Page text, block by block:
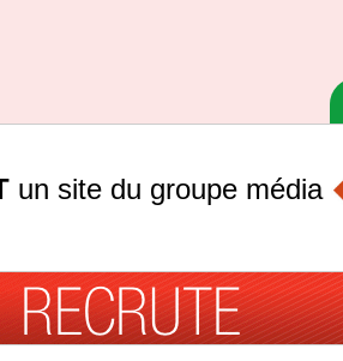
un site du groupe média